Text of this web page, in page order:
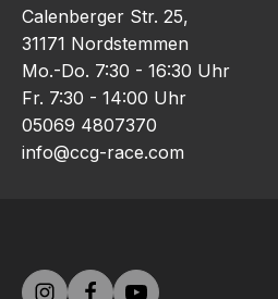
Calenberger Str. 25,
31171 Nordstemmen
Mo.-Do. 7:30 - 16:30 Uhr
Fr. 7:30 - 14:00 Uhr
05069 4807370
info@ccg-race.com